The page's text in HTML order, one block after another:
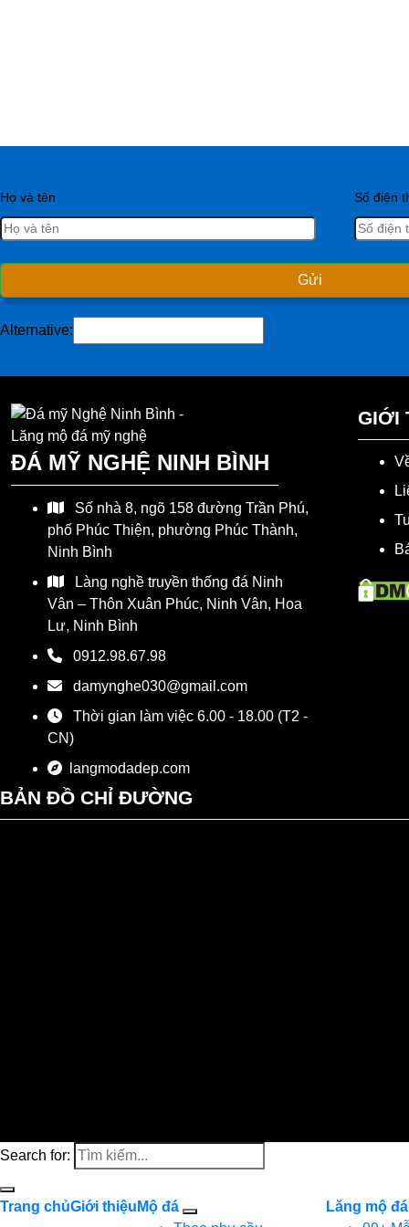
Họ và tên Số điện
Alternative:
ĐÁ MỸ NGHỆ NINH BÌNH
Số nhà 8, ngõ 158 đường Trần Phú,
phố Phúc Thiện, phường Phúc Thành,
Ninh Bình
Làng nghề truyền thống đá Ninh
Vân – Thôn Xuân Phúc, Ninh Vân, Hoa
Lư, Ninh Bình
0912.98.67.98
damynghe030@gmail.com
Thời gian làm việc 6.00 - 18.00 (T2 -
CN)
langmodadep.com
GIỚI
BẢN ĐỒ CHỈ ĐƯỜNG
Search for:
Trang chủGiới thiệu Mộ đá
Lăng mộ đá